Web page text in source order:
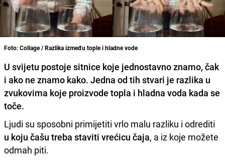
Foto: Collage / Razlika između tople i hladne vode
U svijetu postoje sitnice koje jednostavno znamo, čak
i ako ne znamo kako. Jedna od tih stvari je razlika u
zvukovima koje proizvode topla i hladna voda kada se
toče.
Ljudi su sposobni primijetiti vrlo malu razliku i odrediti
u koju čašu treba staviti vrećicu čaja, a iz koje možete
odmah piti.